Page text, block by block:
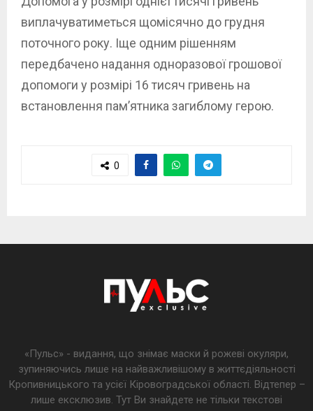
виплачуватиметься щомісячно до грудня
поточного року. Іще одним рішенням
передбачено надання одноразової грошової
допомоги у розмірі 16 тисяч гривень на
встановлення пам’ятника загиблому герою.
0
«Пульс» - видання, що знімає маски й рожеві окуляри,
зупиняючись лише на найважливішому в життєдіяльності
Кропивницького та усієї Кіровоградської області. Відтепер –
лише ексклюзив. Тут Ви знайдете не тільки текстові